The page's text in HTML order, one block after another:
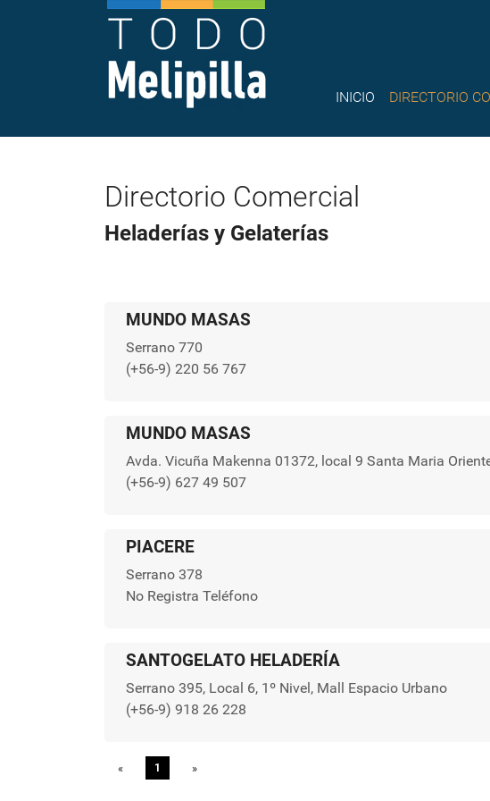
INICIO DIRECTORIO
Directorio Comercial
Heladerías y Gelaterías
MUNDO MASAS
Serrano 770
(+56-9) 220 56 767
MUNDO MASAS
Avda. Vicuña Makenna 01372, local 9 Santa Maria
(+56-9) 627 49 507
PIACERE
Serrano 378
No Registra Teléfono
SANTOGELATO HELADERÍA
Serrano 395, Local 6, 1º Nivel, Mall Espacio Urbano
(+56-9) 918 26 228
« Previous
1 »